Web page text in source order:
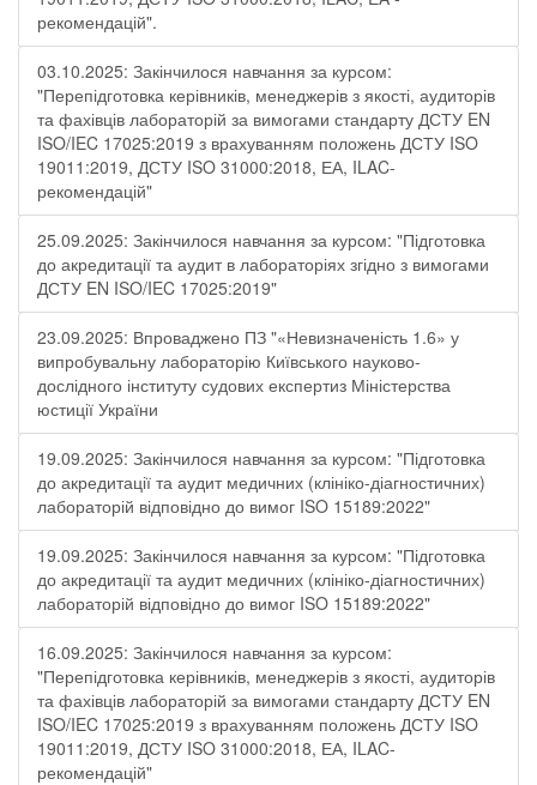
рекомендацій".
03.10.2025: Закінчилося навчання за курсом:
"Перепідготовка керівників, менеджерів з якості, аудиторів
та фахівців лабораторій за вимогами стандарту ДСТУ EN
ISO/IEC 17025:2019 з врахуванням положень ДСТУ ISO
19011:2019, ДСТУ ISO 31000:2018, ЕА, ILAC-
рекомендацій"
25.09.2025: Закінчилося навчання за курсом: "Підготовка
до акредитації та аудит в лабораторіях згідно з вимогами
ДСТУ EN ISO/IEC 17025:2019"
23.09.2025: Впроваджено ПЗ "«Невизначеність 1.6» у
випробувальну лабораторію Київського науково-
дослідного інституту судових експертиз Міністерства
юстиції України
19.09.2025: Закінчилося навчання за курсом: "Підготовка
до акредитації та аудит медичних (клініко-діагностичних)
лабораторій відповідно до вимог ISO 15189:2022"
19.09.2025: Закінчилося навчання за курсом: "Підготовка
до акредитації та аудит медичних (клініко-діагностичних)
лабораторій відповідно до вимог ISO 15189:2022"
16.09.2025: Закінчилося навчання за курсом:
"Перепідготовка керівників, менеджерів з якості, аудиторів
та фахівців лабораторій за вимогами стандарту ДСТУ EN
ISO/IEC 17025:2019 з врахуванням положень ДСТУ ISO
19011:2019, ДСТУ ISO 31000:2018, ЕА, ILAC-
рекомендацій"